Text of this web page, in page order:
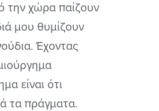
την χώρα παίζουν
μου θυμίζουν
Έχοντας
είναι ότι
τα πράγματα.